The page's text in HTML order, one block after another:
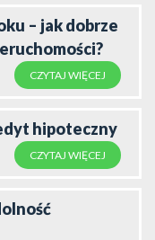
– jak dobrze
CZYTAJ WIĘCEJ
hipoteczny
CZYTAJ WIĘCEJ